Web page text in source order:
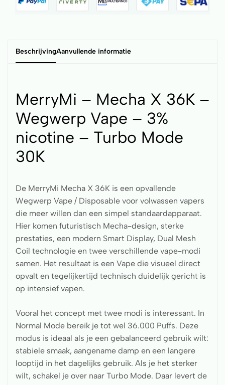
BeschrijvingAanvullende informatie
MerryMi – Mecha X 36K –
Wegwerp Vape – 3%
nicotine – Turbo Mode
30K
De MerryMi Mecha X 36K is een opvallende
Wegwerp Vape / Disposable voor volwassen vapers
die meer willen dan een simpel standaardapparaat.
Hier komen futuristisch Mecha-design, sterke
prestaties, een modern Smart Display, Dual Mesh
Coil technologie en twee verschillende vape-modi
samen. Het resultaat is een Vape die visueel direct
opvalt en tegelijkertijd technisch duidelijk gericht is
op intensief vapen.
Vooral het concept met twee modi is interessant. In
Normal Mode bereik je tot wel 36.000 Puffs. Deze
modus is ideaal als je een gebalanceerd gebruik wilt:
stabiele smaak, aangename damp en een langere
looptijd in het dagelijks gebruik. Als je het sterker
wilt, schakel je over naar Turbo Mode. Daar levert de